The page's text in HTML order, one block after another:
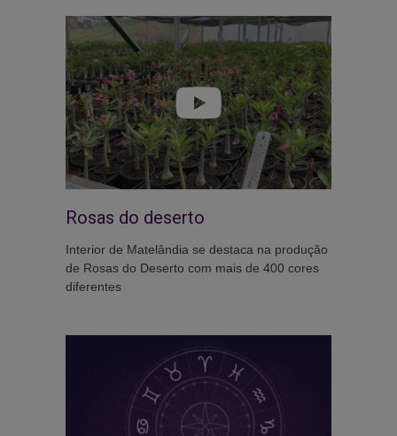
Rosas do deserto
Interior de Matelândia se destaca na produção
de Rosas do Deserto com mais de 400 cores
diferentes